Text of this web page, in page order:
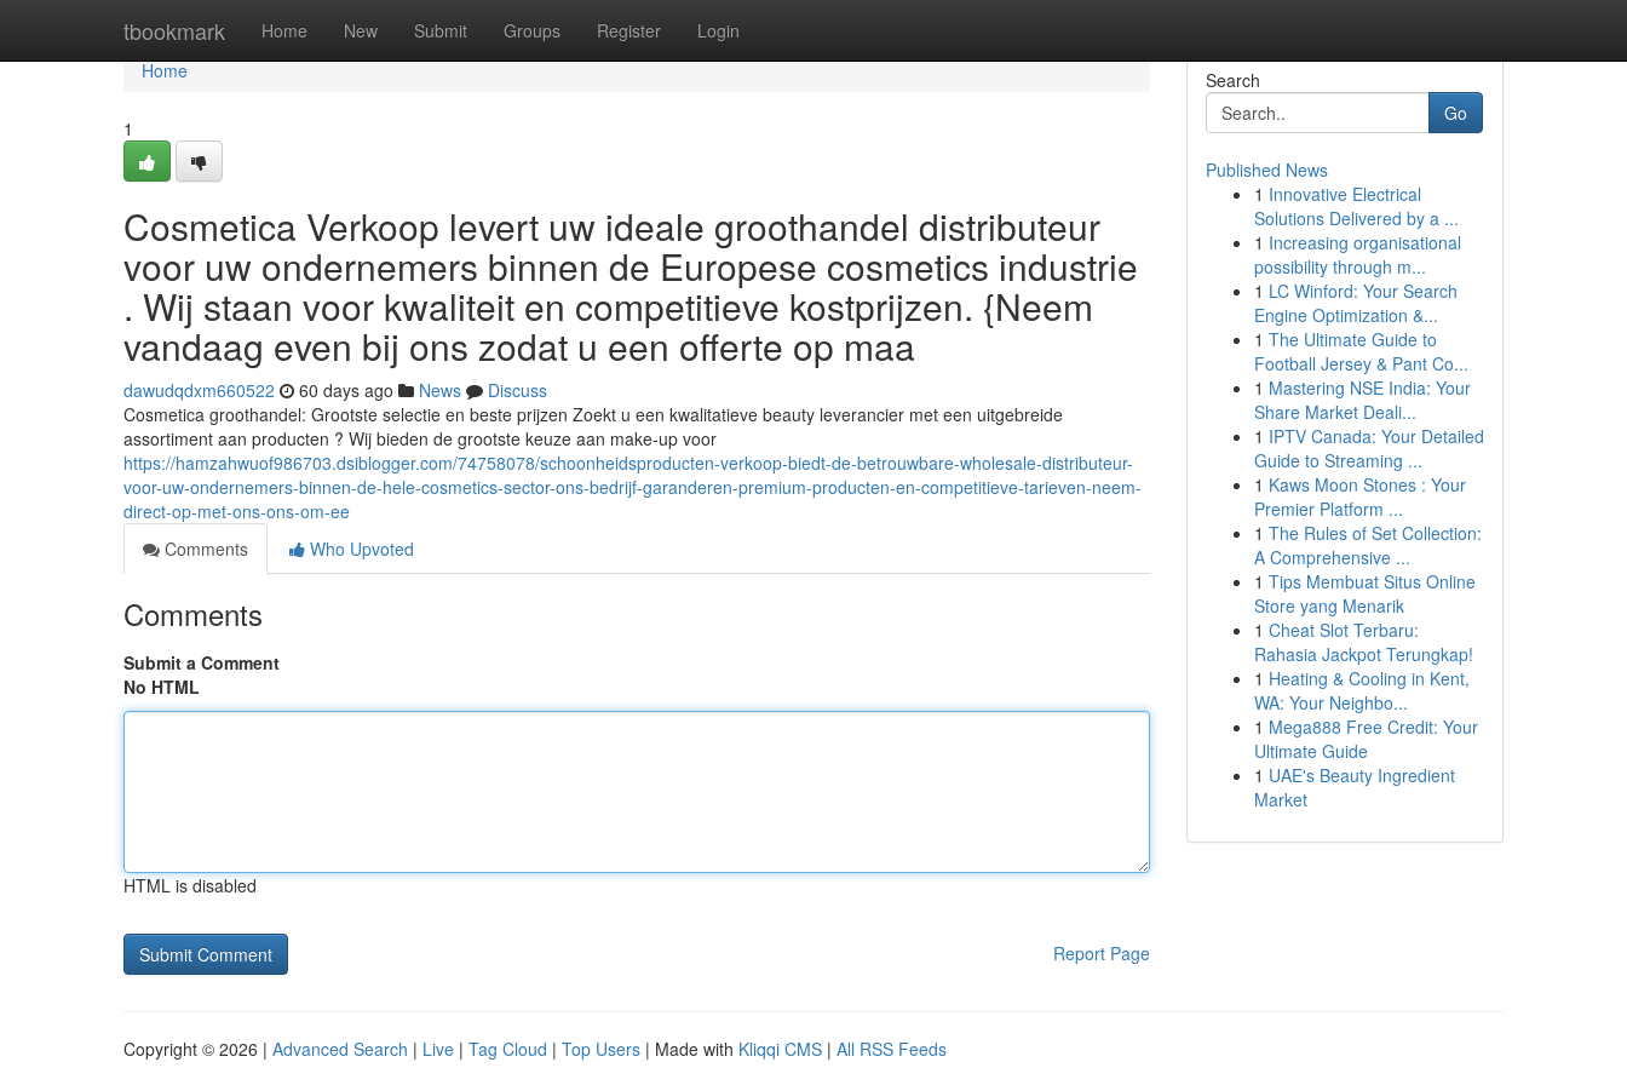
tbookmark Home New Submit Groups Register Login
Home
Home
1
Cosmetica Verkoop levert uw ideale groothandel distributeur
voor uw ondernemers binnen de Europese cosmetics industrie
. Wij staan voor kwaliteit en competitieve kostprijzen. {Neem
vandaag even bij ons zodat u een offerte op maa
dawudqdxm660522 60 days ago News
Discuss
Cosmetica groothandel: Grootste selectie en beste prijzen Zoekt u een kwalitatieve beauty leverancier met een uitgebreide
assortiment aan producten ? Wij bieden de grootste keuze aan make-up voor
https://hamzahwuof986703.dsiblogger.com/74758078/schoonheidsproducten-verkoop-biedt-de-betrouwbare-wholesale-distributeur-
voor-uw-ondernemers-binnen-de-hele-cosmetics-sector-ons-bedrijf-garanderen-premium-producten-en-competitieve-tarieven-neem-
direct-op-met-ons-ons-om-ee
Comments
Who Upvoted
Comments
Submit a Comment
No HTML
HTML is disabled
Report Page
Search
Go
Published News
1 Innovative Electrical
Solutions Delivered by a ...
1 Increasing organisational
possibility through m...
1 LC Winford: Your Search
Engine Optimization &...
1 The Ultimate Guide to
Football Jersey & Pant Co...
1 Mastering NSE India: Your
Share Market Deali...
1 IPTV Canada: Your Detailed
Guide to Streaming ...
1 Kaws Moon Stones : Your
Premier Platform ...
1 The Rules of Set Collection:
A Comprehensive ...
1 Tips Membuat Situs Online
Store yang Menarik
1 Cheat Slot Terbaru:
Rahasia Jackpot Terungkap!
1 Heating & Cooling in Kent,
WA: Your Neighbo...
1 Mega888 Free Credit: Your
Ultimate Guide
1 UAE's Beauty Ingredient
Market
Copyright © 2026 | Advanced Search | Live | Tag Cloud | Top Users | Made with Kliqqi CMS | All RSS Feeds